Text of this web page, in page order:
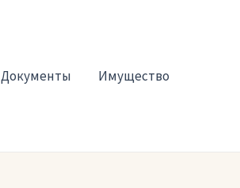
Документы Имущество